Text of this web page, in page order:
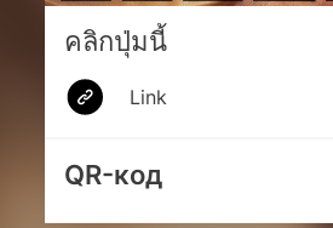
คลิกปุ่มนี้
Link
QR-код